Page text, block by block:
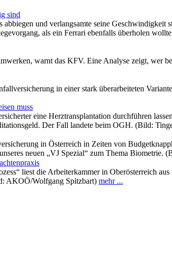
sind
und verlangsamte seine
als ein Ferrari ebenfalls überholen
warnt das KFV. Eine Analyse zeigt, wer
in einer stark überarbeiteten
muss
eine Herztransplantation durchführen
Der Fall landete beim OGH. (Bild:
in Österreich in Zeiten von
neuen „VJ Spezial“ zum Thema Biometrie.
liest die Arbeiterkammer in Oberösterreich
AKOÖ/Wolfgang Spitzbart) mehr ...